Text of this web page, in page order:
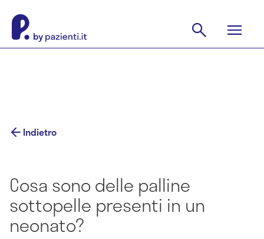
Indietro
Cosa sono delle palline
sottopelle presenti in un
neonato?